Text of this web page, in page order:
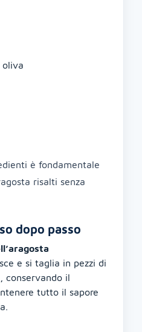
oliva
è fondamentale
risalti senza
dopo passo
e si taglia in pezzi di
conservando il
tutto il sapore